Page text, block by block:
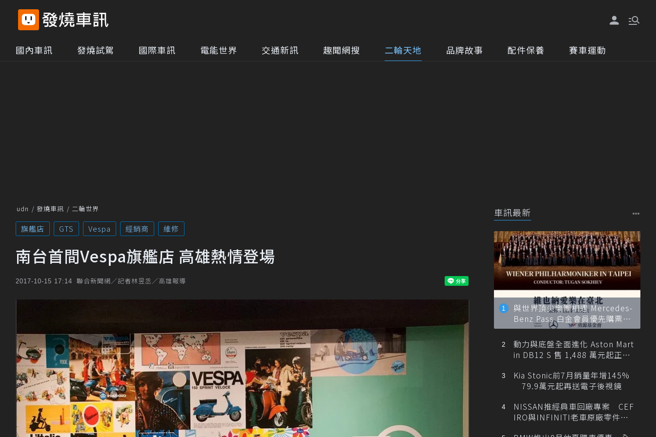
國內車訊 發燒試駕 國際車訊 電能世界 交通新訊 趣聞網搜 二輪天地 品牌故事 配件保養 賽車運動
udn 發燒車訊 二輪世界
旗艦店 GTS Vespa 經銷商 維修
南台首間Vespa旗艦店 高雄熱情登場
2017-10-15 17:14 聯合新聞網／記者林昱丞／高雄報導
車訊最新
與世界頂尖樂團相遇 Mercedes-
Benz Pass 白金會員優先購票維
也納愛樂
動力與底盤全面進化 Aston Mart
in DB12 S 售 1,488 萬元起正式
Kia Stonic前7月銷量年增145%
79.9萬元起再送電子後視鏡
NISSAN推經典車回廠專案 CEF
IRO與INFINITI老車原廠零件最